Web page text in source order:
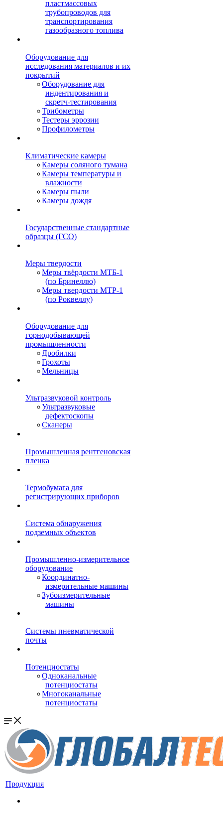
пластмассовых
трубопроводов для
транспортирования
газообразного топлива
Оборудование для
исследования материалов и их
покрытий
Оборудование для
индентирования и
скретч-тестирования
Трибометры
Тестеры эррозии
Профилометры
Климатические камеры
Камеры соляного тумана
Камеры температуры и
влажности
Камеры пыли
Камеры дождя
Государственные стандартные
образцы (ГСО)
Меры твердости
Меры твёрдости МТБ-1
(по Бринеллю)
Меры твердости МТР-1
(по Роквеллу)
Оборудование для
горнодобывающей
промышленности
Дробилки
Грохоты
Мельницы
Ультразвуковой контроль
Ультразвуковые
дефектоскопы
Сканеры
Промышленная рентгеновская
пленка
Термобумага для
регистрирующих приборов
Система обнаружения
подземных объектов
Промышленно-измерительное
оборудование
Координатно-
измерительные машины
Зубоизмерительные
машины
Системы пневматической
почты
Потенциостаты
Одноканальные
потенциостаты
Многоканальные
потенциостаты
Продукция